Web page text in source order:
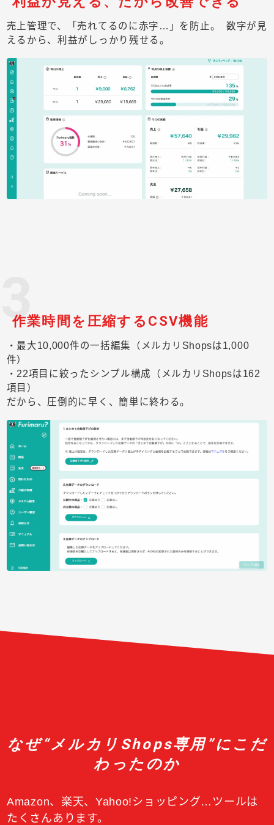
売上管理で、「売れてるのに赤字…」を防止。 数字が見
えるから、利益がしっかり残せる。
3
作業時間を圧縮するCSV機能
・最大10,000件の一括編集（メルカリShopsは1,000
件）
・22項目に絞ったシンプル構成（メルカリShopsは162
項目）
だから、圧倒的に早く、簡単に終わる。
なぜ“メルカリShops専用”にこだ
わったのか
Amazon、楽天、Yahoo!ショッピング…ツールは
たくさんあります。